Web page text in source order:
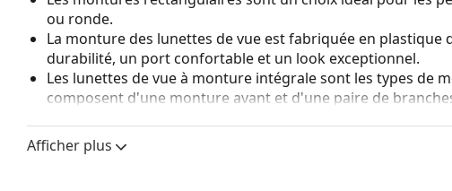
ou ronde.
La monture des lunettes de vue est fabriquée en
durabilité, un port confortable et un look exceptionnel.
Les lunettes de vue à monture intégrale sont les types de
composent d'une monture avant et d'une paire de
fait qu'elles enferment entièrement le verre, et surtout leur
de monture convient à tous les verres, y compris les verres
Afficher plus